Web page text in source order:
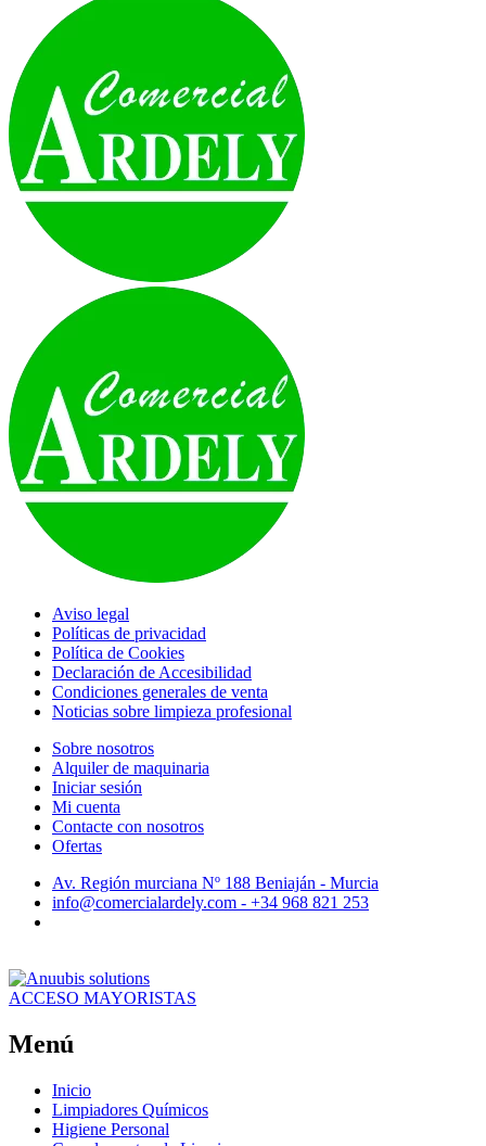
Aviso legal
Políticas de privacidad
Política de Cookies
Declaración de Accesibilidad
Condiciones generales de venta
Noticias sobre limpieza profesional
Sobre nosotros
Alquiler de maquinaria
Iniciar sesión
Mi cuenta
Contacte con nosotros
Ofertas
Av. Región murciana Nº 188 Beniaján - Murcia
info@comercialardely.com - +34 968 821 253
ACCESO MAYORISTAS
Menú
Inicio
Limpiadores Químicos
Higiene Personal